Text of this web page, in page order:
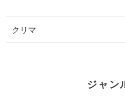
クリマ
ジャン